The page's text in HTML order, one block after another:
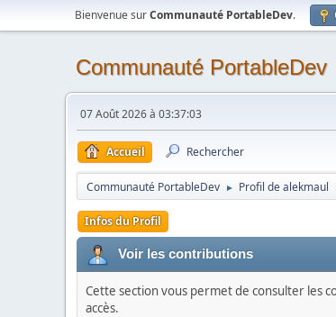
Bienvenue surCommunauté PortableDev.
Communauté PortableDev
07 Août 2026 à 03:37:03
Accueil Rechercher
Communauté PortableDev ► Profil de alekmaul
Infos du Profil
Voir les contributions
Cette section vous permet de consulter les
accès.